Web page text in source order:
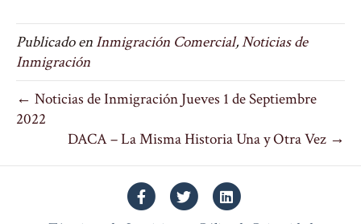
Publicado en Inmigración Comercial,Noticias de
Inmigración
← Noticias de Inmigración Jueves 1 de Septiembre
2022
DACA – La Misma Historia Una y Otra Vez →
FacebookTwitterLinkedin